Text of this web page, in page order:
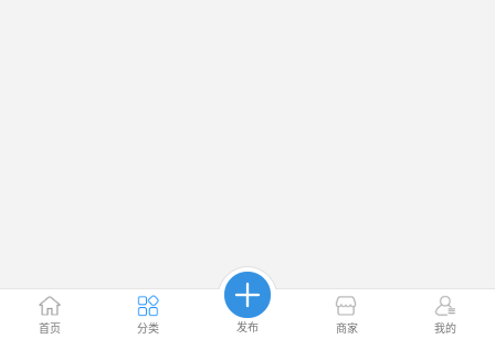
首页 分类 发布 商家 我的